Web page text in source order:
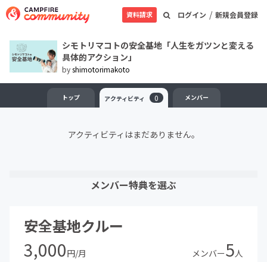
ログイン / 新規会員登録
資料請求
シモトリマコトの安全基地「人生をガツンと変える
具体的アクション」
byshimotorimakoto
トップ アクティビティ 0 メンバー
アクティビティはまだありません。
メンバー特典を選ぶ
安全基地クルー
3,000円/月 メンバー5人